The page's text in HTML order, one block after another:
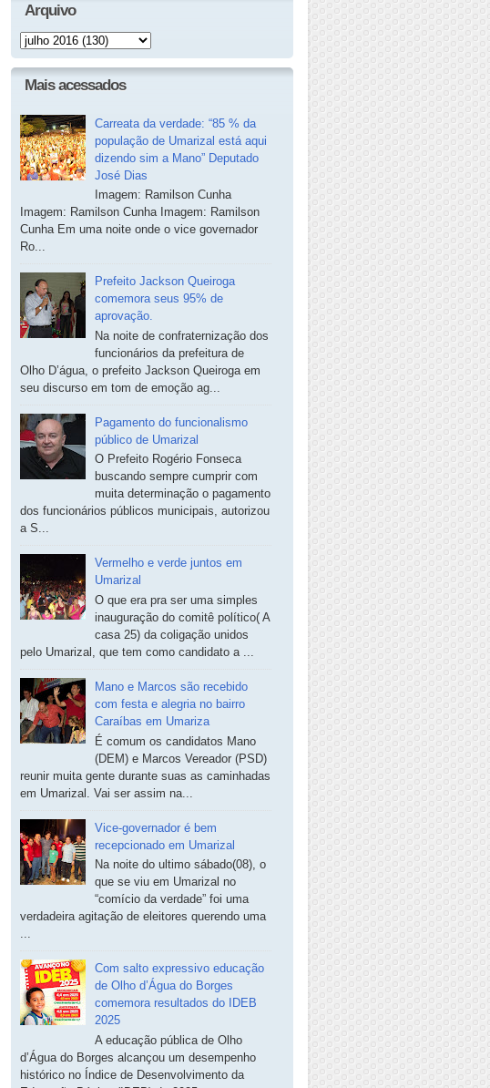
Arquivo
Mais acessados
Carreata da verdade: “85 % da
população de Umarizal está aqui
dizendo sim a Mano” Deputado
José Dias
Imagem: Ramilson Cunha
Imagem: Ramilson Cunha Imagem: Ramilson
Cunha Em uma noite onde o vice governador
Ro...
Prefeito Jackson Queiroga
comemora seus 95% de
aprovação.
Na noite de confraternização dos
funcionários da prefeitura de
Olho D’água, o prefeito Jackson Queiroga em
seu discurso em tom de emoção ag...
Pagamento do funcionalismo
público de Umarizal
O Prefeito Rogério Fonseca
buscando sempre cumprir com
muita determinação o pagamento
dos funcionários públicos municipais, autorizou
a S...
Vermelho e verde juntos em
Umarizal
O que era pra ser uma simples
inauguração do comitê político( A
casa 25) da coligação unidos
pelo Umarizal, que tem como candidato a ...
Mano e Marcos são recebido
com festa e alegria no bairro
Caraíbas em Umariza
É comum os candidatos Mano
(DEM) e Marcos Vereador (PSD)
reunir muita gente durante suas as caminhadas
em Umarizal. Vai ser assim na...
Vice-governador é bem
recepcionado em Umarizal
Na noite do ultimo sábado(08), o
que se viu em Umarizal no
“comício da verdade” foi uma
verdadeira agitação de eleitores querendo uma
...
Com salto expressivo educação
de Olho d’Água do Borges
comemora resultados do IDEB
2025
A educação pública de Olho
d’Água do Borges alcançou um desempenho
histórico no Índice de Desenvolvimento da